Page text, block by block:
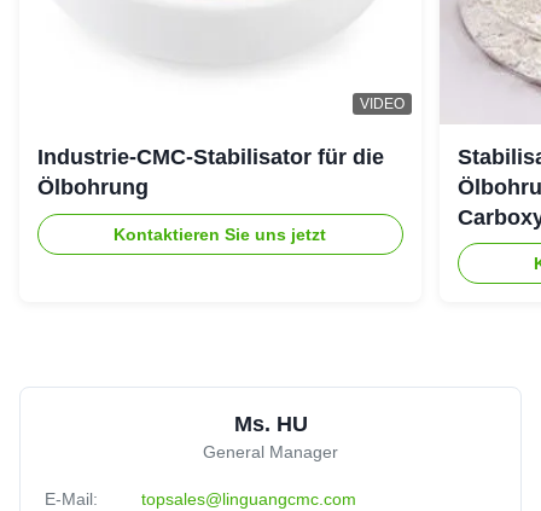
VIDEO
Industrie-CMC-Stabilisator für die
Ölbohrung
Kontaktieren Sie uns jetzt
Ms. HU
General Manager
E-Mail: topsales@linguangcmc.com